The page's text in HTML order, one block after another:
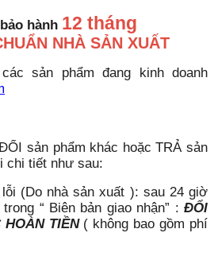
hành 12 tháng
NHÀ SẢN XUẤT
sản phẩm đang kinh doanh
sản phẩm khác hoặc TRẢ sản
chi tiết như sau:
(Do nhà sản xuất ): sau 24 giờ
“ Biên bản giao nhận” : ĐỔI
HOÀN TIỀN( không bao gồm phí